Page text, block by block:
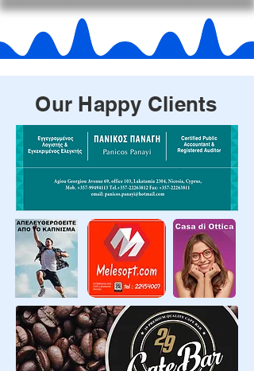
Our Happy Clients